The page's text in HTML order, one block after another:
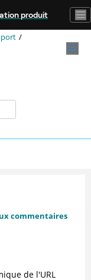
produit
commentaires
de l'URL